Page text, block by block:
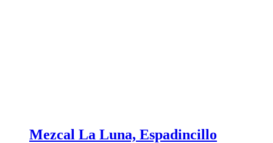
Mezcal La Luna, Espadincillo